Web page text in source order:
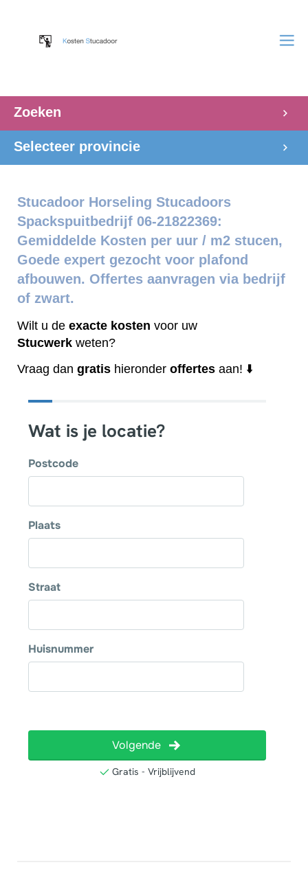
Zoeken
Selecteer provincie
Stucadoor Horseling Stucadoors
Spackspuitbedrijf 06-21822369:
Gemiddelde Kosten per uur / m2 stucen,
Goede expert gezocht voor plafond
afbouwen. Offertes aanvragen via bedrijf
of zwart.
Wilt u de exacte kosten voor uw
Stucwerk weten?
Vraag dan gratis hieronder offertes aan! ⬇️